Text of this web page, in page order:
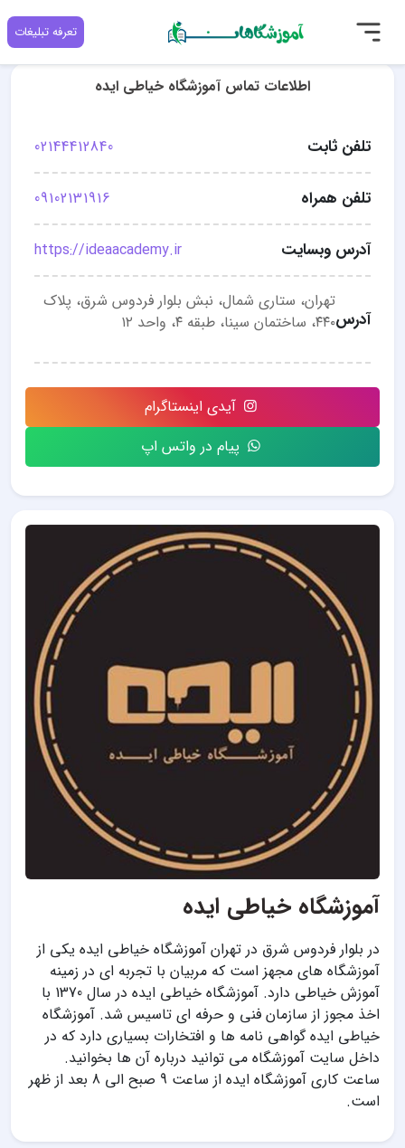
تعرفه تبلیغات
آموزشگاه خیاطی ایده
در بلوار فردوس شرق در تهران آموزشگاه خیاطی ایده یکی از
آموزشگاه های مجهز است که مربیان با تجربه ای در زمینه
آموزش خیاطی دارد. آموزشگاه خیاطی ایده در سال 1370 با
اخذ مجوز از سازمان فنی و حرفه ای تاسیس شد. آموزشگاه
خیاطی ایده گواهی نامه ها و افتخارات بسیاری دارد که در
داخل سایت آموزشگاه می توانید درباره آن ها بخوانید.
ساعت کاری آموزشگاه ایده از ساعت 9 صبح الی 8 بعد از ظهر
است.
اطلاعات تماس آموزشگاه خیاطی ایده
تلفن ثابت 02144412840
تلفن همراه 09102131916
آدرس وبسایت https://ideaacademy.ir
آدرس
تهران، ستاری شمال، نبش بلوار فردوس شرق، پلاک
۴۴۰، ساختمان سینا، طبقه ۴، واحد ۱۲
آیدی اینستاگرام
پیام در واتس اپ